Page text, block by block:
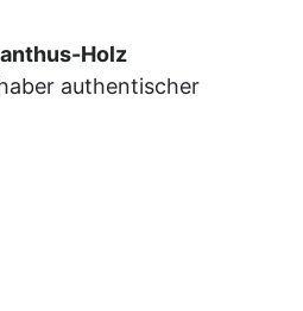
Holz
authentischer